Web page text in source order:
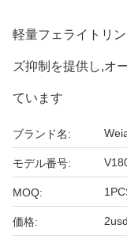
軽量フェライトリ
ズ抑制を提供し,オ
ています
ブランド名:
モデル番号:
MOQ:
価格: 2usd